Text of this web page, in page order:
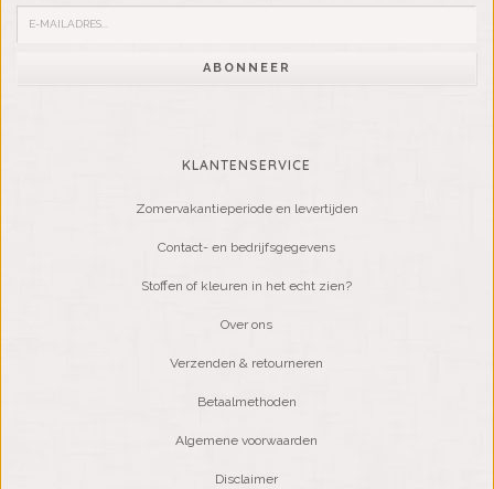
ABONNEER
KLANTENSERVICE
Zomervakantieperiode en levertijden
Contact- en bedrijfsgegevens
Stoffen of kleuren in het echt zien?
Over ons
Verzenden & retourneren
Betaalmethoden
Algemene voorwaarden
Disclaimer